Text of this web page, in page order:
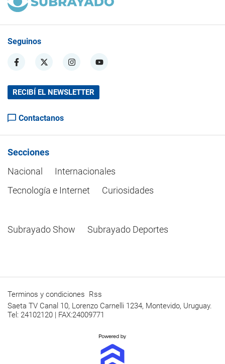
Seguinos
RECIBÍ EL NEWSLETTER
Contactanos
Secciones
Nacional
Internacionales
Tecnología e Internet
Curiosidades
Subrayado Show Subrayado Deportes
Terminos y condiciones Rss
Saeta TV Canal 10, Lorenzo Carnelli 1234, Montevido, Uruguay.
Tel: 24102120 | FAX:24009771